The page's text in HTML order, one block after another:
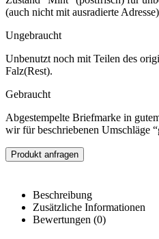
(auch nicht mit ausradierte
Ungebraucht
Unbenutzt noch mit Teilen des
Falz(Rest).
Gebraucht
Abgestempelte Briefmarke in
wir für beschriebenen Umschläge
Produkt anfragen
Beschreibung
Zusätzliche Informationen
Bewertungen (0)